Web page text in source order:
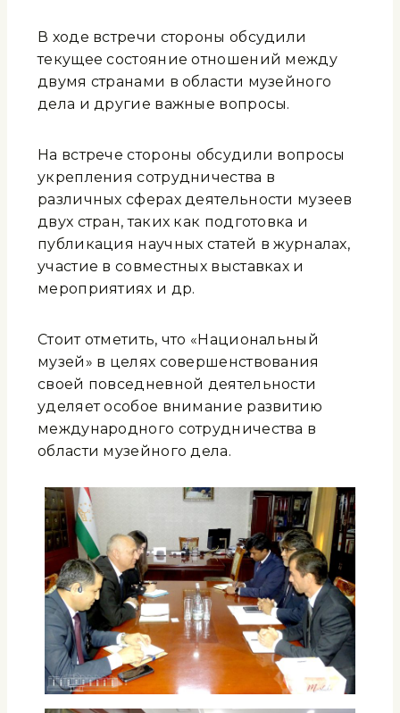
В ходе встречи стороны обсудили
текущее состояние отношений между
двумя странами в области музейного
дела и другие важные вопросы.
На встрече стороны обсудили вопросы
укрепления сотрудничества в
различных сферах деятельности музеев
двух стран, таких как подготовка и
публикация научных статей в журналах,
участие в совместных выставках и
мероприятиях и др.
Стоит отметить, что «Национальный
музей» в целях совершенствования
своей повседневной деятельности
уделяет особое внимание развитию
международного сотрудничества в
области музейного дела.